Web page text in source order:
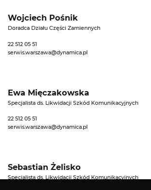
Wojciech Pośnik
Doradca Działu Części Zamiennych
22 512 05 51
serwis.warszawa@dynamica.pl
Ewa Mięczakowska
Specjalista ds. Likwidacji Szkód Komunikacyjnych
22 512 05 51
serwis.warszawa@dynamica.pl
Sebastian Żelisko
Specjalista ds. Likwidacji Szkód Komunikacyjnych